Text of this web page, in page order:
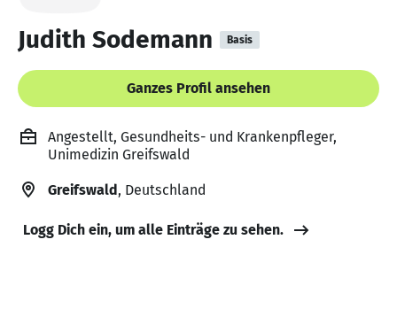
Judith Sodemann Basis
Ganzes Profil ansehen
Angestellt, Gesundheits- und Krankenpfleger,
Unimedizin Greifswald
Greifswald, Deutschland
Logg Dich ein, um alle Einträge zu sehen.